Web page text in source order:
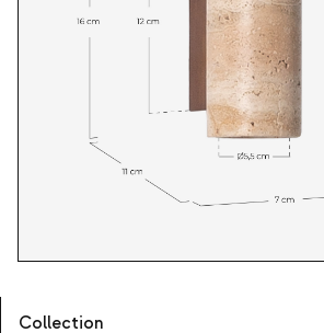
Collection